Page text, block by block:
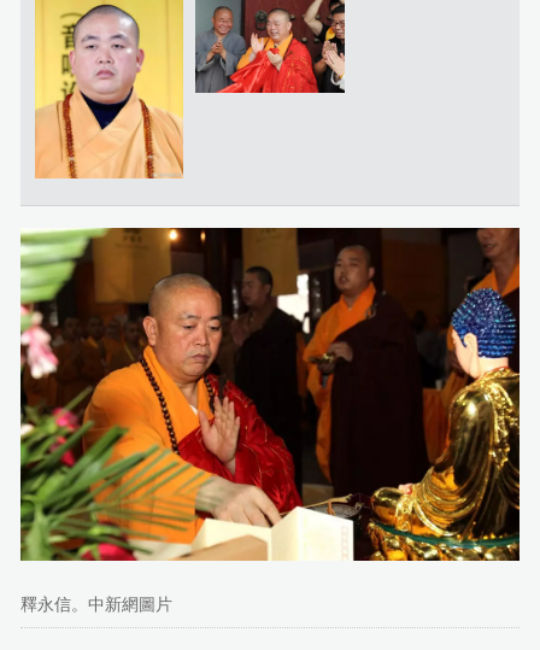
釋永信。中新網圖片